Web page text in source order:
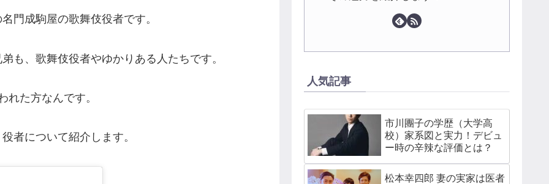
門成駒屋の歌舞伎役者です。
も、歌舞伎役者やゆかりある人たちです。
れた方なんです。
者について紹介します。
人気記事
市川團子の学歴（大学高
校）家系図と実力！デビュ
ー時の辛辣な評価とは？
松本幸四郎 妻の実家は医者